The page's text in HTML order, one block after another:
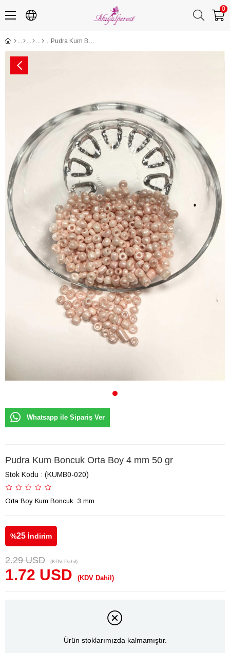
0
Pudra Kum Boncuk Orta Boy 4 mm 50 gr
Whatsapp ile Sipariş Ver
Pudra Kum Boncuk Orta Boy 4 mm 50 gr
Stok Kodu (KUMB0-020)
Orta Boy Kum Boncuk 3 mm
%25 İndirim
2.29 USD (KDV Dahil)
1.72 USD (KDV Dahil)
Ürün stoklarımızda kalmamıştır.